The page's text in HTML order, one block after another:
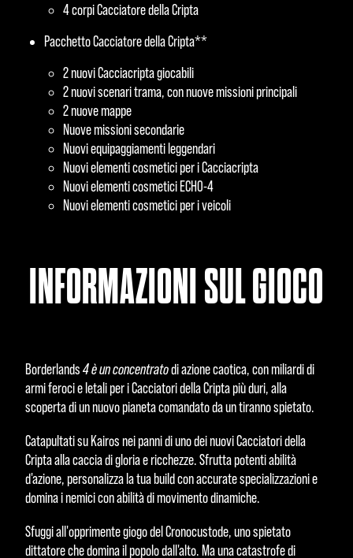
4 corpi Cacciatore della Cripta
Pacchetto Cacciatore della Cripta**
2 nuovi Cacciacripta giocabili
2 nuovi scenari trama, con nuove missioni principali
2 nuove mappe
Nuove missioni secondarie
Nuovi equipaggiamenti leggendari
Nuovi elementi cosmetici per i Cacciacripta
Nuovi elementi cosmetici ECHO-4
Nuovi elementi cosmetici per i veicoli
INFORMAZIONI SUL GIOCO
Borderlands4 è un concentratodi azione caotica, con miliardi di
armi feroci e letali per i Cacciatori della Cripta più duri, alla
scoperta di un nuovo pianeta comandato da un tiranno spietato.
Catapultati su Kairos nei panni di uno dei nuovi Cacciatori della
Cripta alla caccia di gloria e ricchezze. Sfrutta potenti abilità
d'azione, personalizza la tua build con accurate specializzazioni e
domina i nemici con abilità di movimento dinamiche.
Sfuggi all'opprimente giogo del Cronocustode, uno spietato
dittatore che domina il popolo dall'alto. Ma una catastrofe di